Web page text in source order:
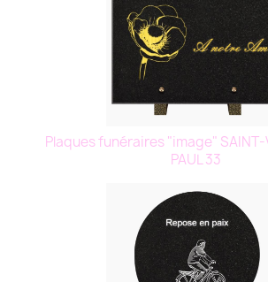
Plaques funéraires "image" SAINT-
PAUL 33